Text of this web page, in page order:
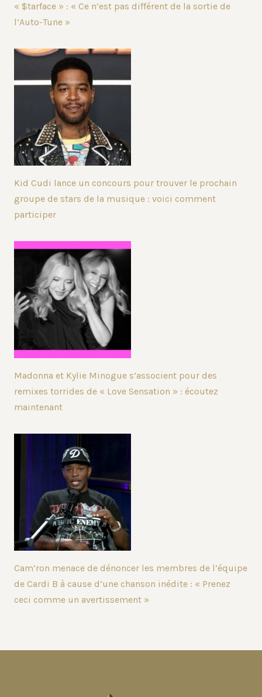
« $tarface » : « Ce n’est pas différent de la sortie de
l’Auto-Tune »
Kid Cudi lance un concours pour trouver le prochain
groupe de stars de la musique : voici comment
participer
Madonna et Kylie Minogue s’associent pour des
remixes torrides de « Love Sensation » : écoutez
maintenant
Cam’ron menace de dénoncer les membres de l’équipe
de Cardi B à cause d’une chanson inédite : « Prenez
ceci comme un avertissement »